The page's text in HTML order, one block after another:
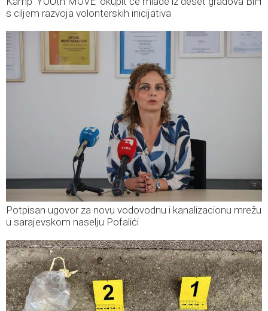
s ciljem razvoja volonterskih inicijativa
Potpisan ugovor za novu vodovodnu i kanalizacionu mrežu
u sarajevskom naselju Pofalići